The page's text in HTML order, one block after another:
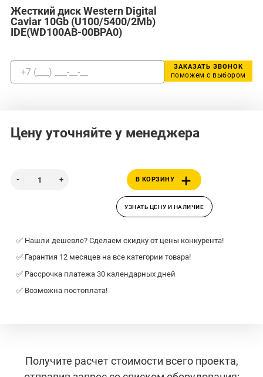
Жесткий диск Western Digital
Caviar 10Gb (U100/5400/2Mb)
IDE(WD100AB-00BPA0)
ЗАКАЗАТЬ ЗВОНОК
поможем с выбором
Цену уточняйте у менеджера
В КОРЗИНУ
УЗНАТЬ ЦЕНУ И НАЛИЧИЕ
✅ Нашли дешевле? Сделаем скидку от цены конкурента!
✅ Гарантия 12 месяцев на все категории товара!
✅ Рассрочка платежа 30 календарных дней
✅ Возможна постоплата!
Получите расчет стоимости всего проекта,